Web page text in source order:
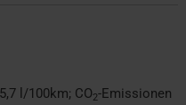
5,7 l/100km; CO2-Emissionen